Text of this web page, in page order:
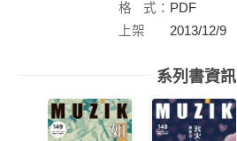
格
式： PDF
上架
2013/12/9
系列書資訊